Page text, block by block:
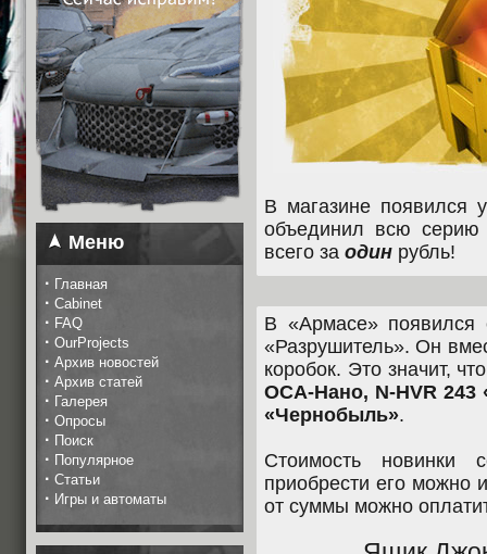
Меню
· Главная
· Cabinet
· FAQ
· OurProjects
· Архив новостей
· Архив статей
· Галерея
· Опросы
· Поиск
· Популярное
· Статьи
· Игры и автоматы
В магазине появился
объединил всю
всего за один рубль!
В «Армасе»
«Разрушитель». Он
коробок. Это значит,
ОСА-Нано, N-HVR 243
«Чернобыль».
Стоимость новинки
приобрести его можно
от суммы можно